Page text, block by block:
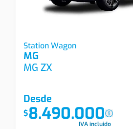
Mg Mg Zx Mg Zx 1.5c Mt Com
Station Wagon
MG
MG ZX
Desde
$8.490.000
IVA incluido